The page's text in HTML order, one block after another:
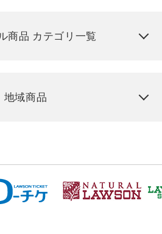
商品 カテゴリ一覧
地域商品